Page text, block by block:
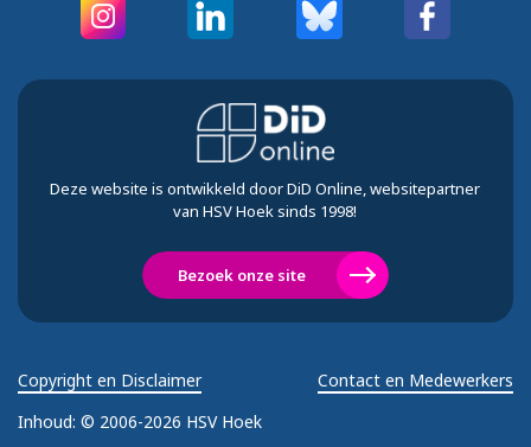
Deze website is ontwikkeld door DiD Online, websitepartner
van HSV Hoek sinds 1998!
Bezoek onze site
Inhoud: © 2006-2026 HSV Hoek
Copyright en Disclaimer Contact en Medewerkers